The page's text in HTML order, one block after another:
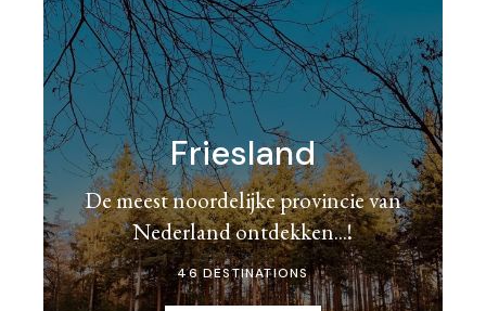
Friesland
De meest noordelijke provincie van
Nederland ontdekken...!
46 DESTINATIONS